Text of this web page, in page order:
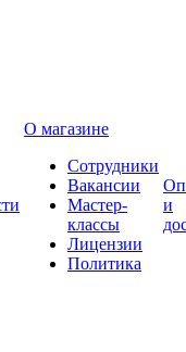
О магазине
Сотрудники
Вакансии
Мастер-
классы
Лицензии
Политика
и